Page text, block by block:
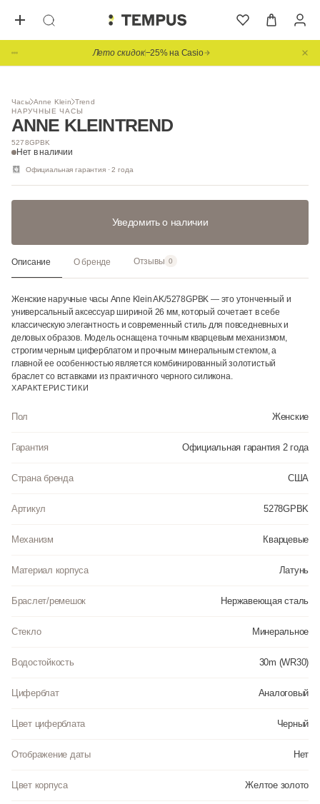
Лето скидок−25% на Casio
Часы Anne Klein Trend
НАРУЧНЫЕ ЧАСЫ
ANNE KLEINTREND
5278GPBK
Нет в наличии
Официальная гарантия · 2 года
НОВИНКА
1/ 3
Уведомить о наличии
Описание О бренде Отзывы 0
Женские наручные часы Anne Klein AK/5278GPBK — это утонченный и
универсальный аксессуар шириной 26 мм, который сочетает в себе
классическую элегантность и современный стиль для повседневных и
деловых образов. Модель оснащена точным кварцевым механизмом,
строгим черным циферблатом и прочным минеральным стеклом, а
главной ее особенностью является комбинированный золотистый
браслет со вставками из практичного черного силикона.
ХАРАКТЕРИСТИКИ
Пол Женские
Гарантия Официальная гарантия 2 года
Страна бренда США
Артикул 5278GPBK
Механизм Кварцевые
Материал корпуса Латунь
Браслет/ремешок Нержавеющая сталь
Стекло Минеральное
Водостойкость 30m (WR30)
Циферблат Аналоговый
Цвет циферблата Черный
Отображение даты Нет
Цвет корпуса Желтое золото